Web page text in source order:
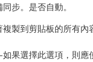
步。 是否自動。
製到剪貼板的所有內
如果選擇此選項，則